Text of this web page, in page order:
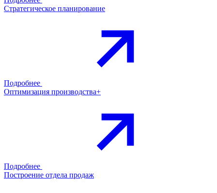
Стратегическое планирование
Подробнее
Оптимизация производства+
Подробнее
Построение отдела продаж